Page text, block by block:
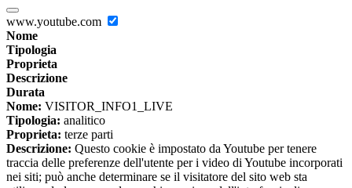
www.youtube.com
Nome
Tipologia
Proprieta
Descrizione
Durata
Nome: VISITOR_INFO1_LIVE
Tipologia: analitico
Proprieta: terze parti
Descrizione: Questo cookie è impostato da Youtube per tenere
traccia delle preferenze dell'utente per i video di Youtube incorporati
nei siti; può anche determinare se il visitatore del sito web sta